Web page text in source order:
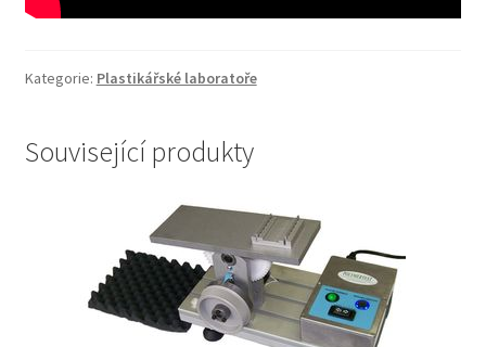
Kategorie: Plastikářské laboratoře
Související produkty